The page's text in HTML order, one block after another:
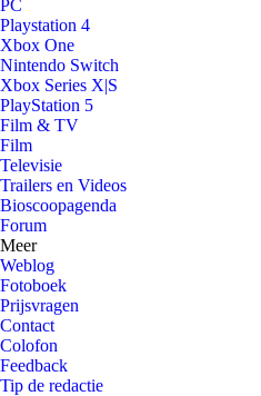
PC
Playstation 4
Xbox One
Nintendo Switch
Xbox Series X|S
PlayStation 5
Film & TV
Film
Televisie
Trailers en Videos
Bioscoopagenda
Forum
Meer
Weblog
Fotoboek
Prijsvragen
Contact
Colofon
Feedback
Tip de redactie